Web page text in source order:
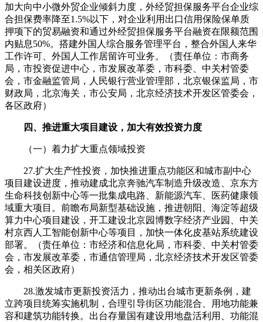
加大向中小微外贸企业倾斜力度，外经贸担保服务平台企业综
合担保费率降至1.5%以下，对企业利用出口信用保险保单质
押项下的贸易融资和通过外经贸担保服务平台融资在限额范围
内贴息50%。搭建外国人综合服务管理平台，整合外国人来华
工作许可、外国人工作居留许可业务。（责任单位：市商务
局，市投资促进中心，市发展改革委，市科委、中关村管委
会，市金融监管局，人民银行营业管理部，北京银保监局，市
财政局，北京海关，市公安局，北京经济技术开发区管委会，
各区政府）
四、推进重大项目建设，加大有效投资力度
（一）着力扩大重点领域投资
27.扩大生产性投资，加快推进重点功能区和城市副中心
项目建设进度，推动建成北京奔驰汽车制造升级改造、京东方
生命科技创新中心等一批集成电路、新能源汽车、医药健康领
域重大项目。前瞻布局新型基础设施，推进朝阳、海淀等超级
算力中心项目建设，开工建设北京园博数字经济产业园、中关
村京西人工智能创新中心等项目，加快一体化皮基站系统建设
部署。（责任单位：市经济和信息化局，市科委、中关村管委
会，市发展改革委，市通信管理局，北京经济技术开发区管委
会，相关区政府）
28.激发城市更新投资活力，推动出台城市更新条例，建
立跨项目统筹实施机制，合理引导街区功能混合、用地功能兼
容和建筑功能转换。出台存量国有建设用地盘活利用、功能混